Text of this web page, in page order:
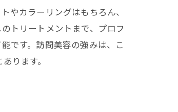
やカラーリングはもちろん、
トリートメントまで、プロフ
です。訪問美容の強みは、こ
ります。